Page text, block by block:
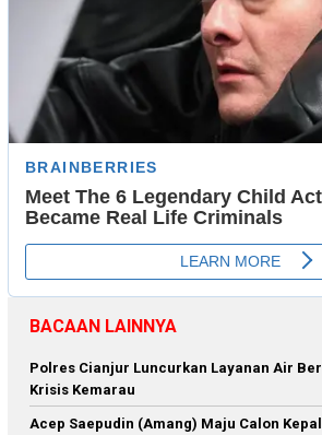
BACAAN LAINNYA
Polres Cianjur Luncurkan Layanan Air
Krisis Kemarau
Acep Saepudin (Amang) Maju Calon